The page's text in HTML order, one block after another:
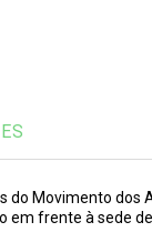
do Movimento dos
em frente à sede